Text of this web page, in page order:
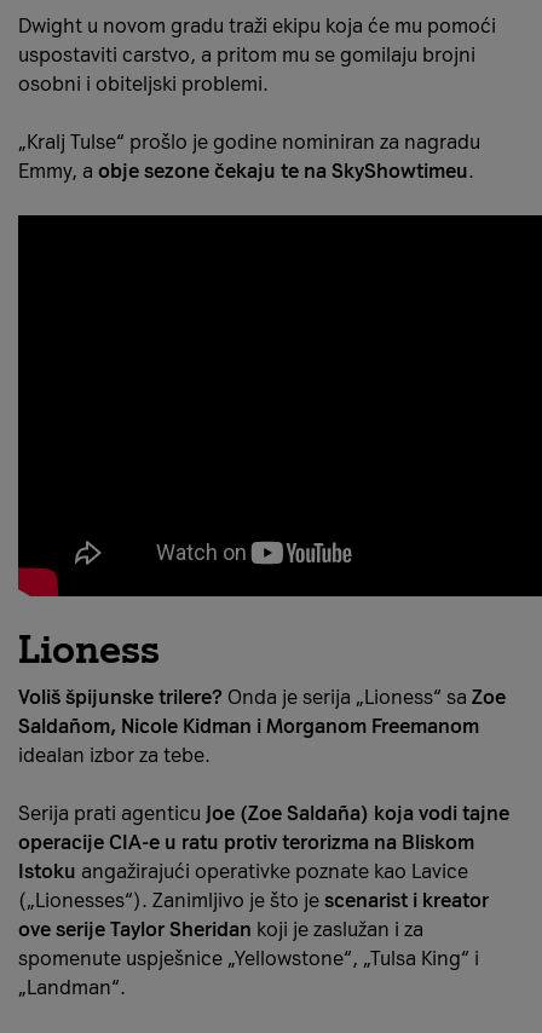
Dwight u novom gradu traži ekipu koja će mu pomoći
uspostaviti carstvo, a pritom mu se gomilaju brojni
osobni i obiteljski problemi.
„Kralj Tulse“ prošlo je godine nominiran za nagradu
Emmy, a obje sezone čekaju te na SkyShowtimeu.
Lioness
Voliš špijunske trilere? Onda je serija „Lioness“ sa Zoe
Saldañom, Nicole Kidman i Morganom Freemanom
idealan izbor za tebe.
Serija prati agenticu Joe (Zoe Saldaña) koja vodi tajne
operacije CIA-e u ratu protiv terorizma na Bliskom
Istoku angažirajući operativke poznate kao Lavice
(„Lionesses“). Zanimljivo je što je scenarist i kreator
ove serije Taylor Sheridan koji je zaslužan i za
spomenute uspješnice „Yellowstone“, „Tulsa King“ i
„Landman“.